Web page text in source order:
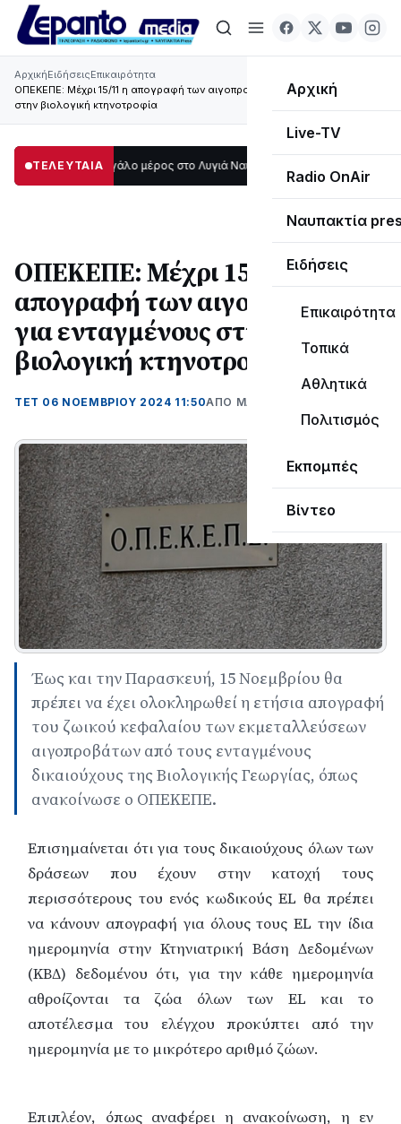
Αρχική
Live-TV
Radio OnAir
Ναυπακτία
Ειδήσεις
Επικαιρότητα
Τοπικά
Αθλητικά
Πολιτισμός
Εκπομπές
Βίντεο
ΑρχικήΕιδήσειςΕπικαιρότητα
ΟΠΕΚΕΠΕ: Μέχρι 15/11 η απογραφή των αιγοπροβάτων για ενταγμένους
στην βιολογική κτηνοτροφία
ΤΕΛΕΥΤΑΙΑ
σκοτάδι μεγάλο μέρος στο Λυγιά Ναυπάκτου12:08
ΟΠΕΚΕΠΕ: Μέχρι 15/11 η
απογραφή των αιγοπροβάτων
για ενταγμένους στην
βιολογική κτηνοτροφία
ΤΕΤ 06 ΝΟΕΜΒΡΊΟΥ 2024 11:50ΑΠΌ ΜΑΝΤΩ ΚΑΠΕΝΤΖΩΝΗ
Έως και την Παρασκευή, 15 Νοεμβρίου θα
πρέπει να έχει ολοκληρωθεί η ετήσια απογραφή
του ζωικού κεφαλαίου των εκμεταλλεύσεων
αιγοπροβάτων από τους ενταγμένους
δικαιούχους της Βιολογικής Γεωργίας, όπως
ανακοίνωσε ο ΟΠΕΚΕΠΕ.
Επισημαίνεται ότι για τους δικαιούχους όλων των
δράσεων που έχουν στην κατοχή τους
περισσότερους του ενός κωδικούς EL θα πρέπει
να κάνουν απογραφή για όλους τους EL την ίδια
ημερομηνία στην Κτηνιατρική Βάση Δεδομένων
(ΚΒΔ) δεδομένου ότι, για την κάθε ημερομηνία
αθροίζονται τα ζώα όλων των EL και το
αποτέλεσμα του ελέγχου προκύπτει από την
ημερομηνία με το μικρότερο αριθμό ζώων.
Επιπλέον, όπως αναφέρει η ανακοίνωση, η εν